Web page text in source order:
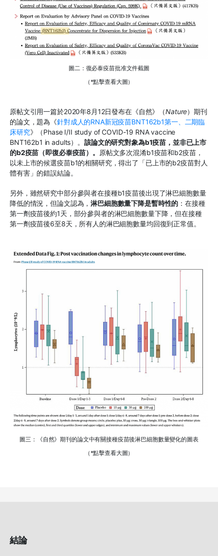
圖二：復必泰疫苗批准文件截圖
（*點擊查看大圖）
原帖文引用一篇於2020年8月12日發布在《自然》（Nature）期刊
的論文，題為《針對成人的RNA新冠疫苗BNT162b1第一、二期臨
床研究》（Phase I/II study of COVID-19 RNA vaccine
BNT162b1 in adults）。 該論文的研究對象為b1疫苗，並非已上市
的b2疫苗（即復必泰疫苗）。
原帖文多次混淆b1疫苗和b2疫苗，
以未上市的候選疫苗b1的相關研究，得出了「已上市的b2疫苗對人
體有害」的錯誤結論。
另外，雖然研究中部分參與者在接種b1疫苗後出現了淋巴細胞數量
降低的情況，但論文認為，淋巴細胞數量下降是暫時性的 ：在接種
第一劑疫苗後約1天，部分參與者的淋巴細胞數量下降，但在接種
第一劑疫苗後6至8天，所有人的淋巴細胞數量均回復到正常值。
圖三：《自然》期刊的論文中有關接種疫苗後淋巴細胞數量變化的圖表
（*點擊查看大圖）
結論